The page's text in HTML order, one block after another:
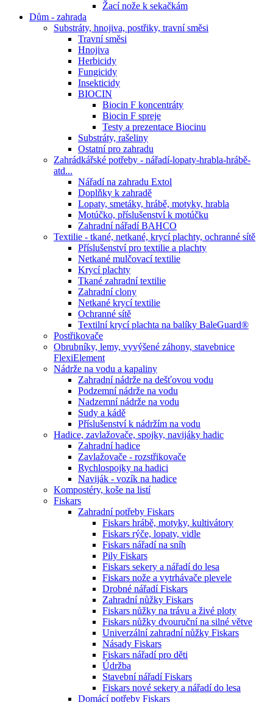
Žací nože k sekačkám
Dům - zahrada
Substráty, hnojiva, postřiky, travní směsi
Travní směsi
Hnojiva
Herbicidy
Fungicidy
Insekticidy
BIOCIN
Biocin F koncentráty
Biocin F spreje
Testy a prezentace Biocinu
Substráty, rašeliny
Ostatní pro zahradu
Zahrádkářské potřeby - nářadí-lopaty-hrabla-hrábě-
atd...
Nářadí na zahradu Extol
Doplňky k zahradě
Lopaty, smetáky, hrábě, motyky, hrabla
Motúčko, příslušenství k motúčku
Zahradní nářadí BAHCO
Textilie - tkané, netkané, krycí plachty, ochranné sítě
Příslušenství pro textilie a plachty
Netkané mulčovací textilie
Krycí plachty
Tkané zahradní textilie
Zahradní clony
Netkané krycí textilie
Ochranné sítě
Textilní krycí plachta na balíky BaleGuard®
Postřikovače
Obrubníky, lemy, vyvýšené záhony, stavebnice
FlexiElement
Nádrže na vodu a kapaliny
Zahradní nádrže na dešťovou vodu
Podzemní nádrže na vodu
Nadzemní nádrže na vodu
Sudy a kádě
Příslušenství k nádržím na vodu
Hadice, zavlažovače, spojky, navijáky hadic
Zahradní hadice
Zavlažovače - rozstřikovače
Rychlospojky na hadici
Naviják - vozík na hadice
Kompostéry, koše na listí
Fiskars
Zahradní potřeby Fiskars
Fiskars hrábě, motyky, kultivátory
Fiskars rýče, lopaty, vidle
Fiskars nářadí na sníh
Pily Fiskars
Fiskars sekery a nářadí do lesa
Fiskars nože a vytrhávače plevele
Drobné nářadí Fiskars
Zahradní nůžky Fiskars
Fiskars nůžky na trávu a živé ploty
Fiskars nůžky dvouruční na silné větve
Univerzální zahradní nůžky Fiskars
Násady Fiskars
Fiskars nářadí pro děti
Údržba
Stavební nářadí Fiskars
Fiskars nové sekery a nářadí do lesa
Domácí potřeby Fiskars